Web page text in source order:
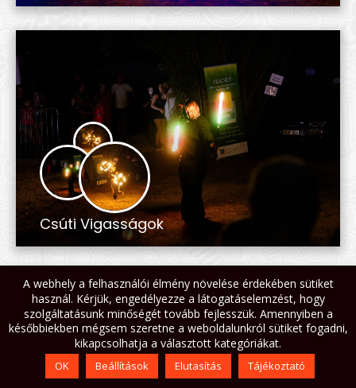
Csúti Vigasságok
A webhely a felhasználói élmény növelése érdekében sütiket
használ. Kérjük, engedélyezze a látogatáselemzést, hogy
szolgáltatásunk minőségét tovább fejlesszük. Amennyiben a
későbbiekben mégsem szeretne a weboldalunkról sütiket fogadni,
kikapcsolhatja a választott kategóriákat.
OK Beállítások Elutasítás Tájékoztató